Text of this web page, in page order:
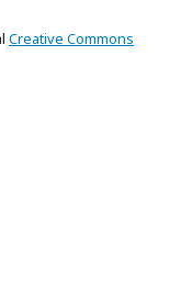
Creative Commons